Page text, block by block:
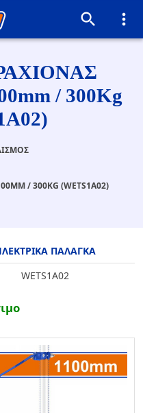
/ 300Kg
/ 300KG (WETS1A02)
ΠΑΛΑΓΚΑ
WETS1A02